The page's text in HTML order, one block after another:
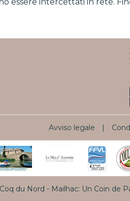
Avviso legale |
du Nord - Mailhac: Un Coin de